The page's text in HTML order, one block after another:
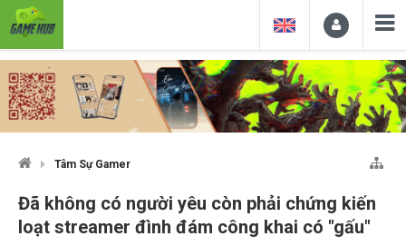
Tâm Sự Gamer
Đã không có người yêu còn phải chứng kiến
loạt streamer đình đám công khai có "gấu"